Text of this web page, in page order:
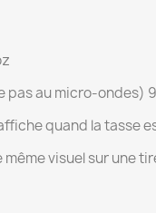
pas au micro-ondes)
quand la tasse
visuel sur une